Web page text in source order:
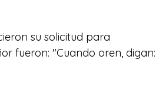
su solicitud para
fueron: "Cuando oren, digan: